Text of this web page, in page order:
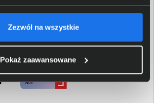
Zezwól na wszystkie
Pokaż zaawansowane